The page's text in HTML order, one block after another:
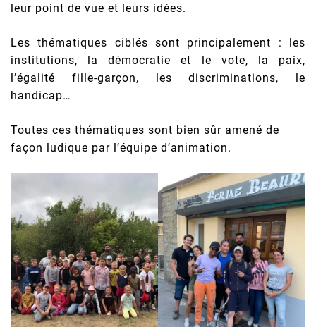
leur point de vue et leurs idées.
Les thématiques ciblés sont principalement : les
institutions, la démocratie et le vote, la paix,
l’égalité fille-garçon, les discriminations, le
handicap…
Toutes ces thématiques sont bien sûr amené de
façon ludique par l’équipe d’animation.